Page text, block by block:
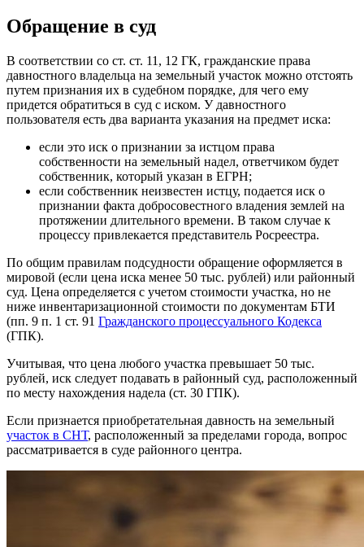
Обращение в суд
В соответствии со ст. ст. 11, 12 ГК, гражданские права
давностного владельца на земельный участок можно отстоять
путем признания их в судебном порядке, для чего ему
придется обратиться в суд с иском. У давностного
пользователя есть два варианта указания на предмет иска:
если это иск о признании за истцом права
собственности на земельный надел, ответчиком будет
собственник, который указан в ЕГРН;
если собственник неизвестен истцу, подается иск о
признании факта добросовестного владения землей на
протяжении длительного времени. В таком случае к
процессу привлекается представитель Росреестра.
По общим правилам подсудности обращение оформляется в
мировой (если цена иска менее 50 тыс. рублей) или районный
суд. Цена определяется с учетом стоимости участка, но не
ниже инвентаризационной стоимости по документам БТИ
(пп. 9 п. 1 ст. 91 Гражданского процессуального Кодекса
(ГПК).
Учитывая, что цена любого участка превышает 50 тыс.
рублей, иск следует подавать в районный суд, расположенный
по месту нахождения надела (ст. 30 ГПК).
Если признается приобретательная давность на земельный
участок в СНТ, расположенный за пределами города, вопрос
рассматривается в суде районного центра.